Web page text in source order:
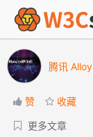
腾讯
赞 收藏
更多文章